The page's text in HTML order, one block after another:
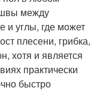
между
и углы, где может
плесени, грибка,
хотя и является
практически
быстро